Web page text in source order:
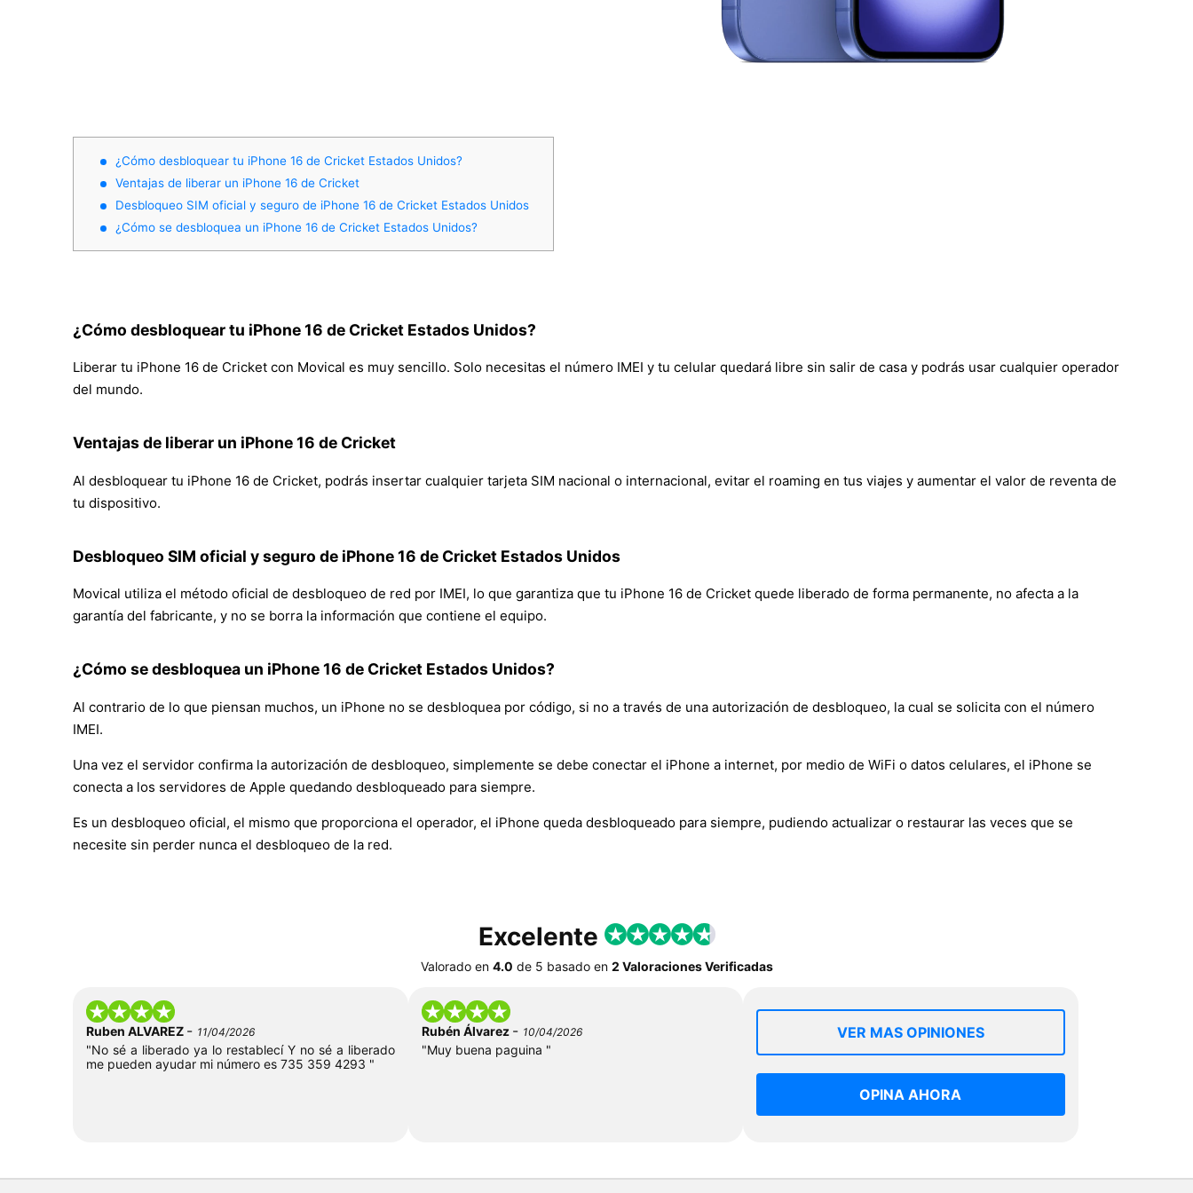
¿Cómo desbloquear tu iPhone 16 de Cricket Estados Unidos?
Ventajas de liberar un iPhone 16 de Cricket
Desbloqueo SIM oficial y seguro de iPhone 16 de Cricket Estados Unidos
¿Cómo se desbloquea un iPhone 16 de Cricket Estados Unidos?
¿Cómo desbloquear tu iPhone 16 de Cricket Estados Unidos?
Liberar tu iPhone 16 de Cricket con Movical es muy sencillo. Solo necesitas el número IMEI y tu celular quedará libre sin salir de casa y podrás usar cualquier operador
del mundo.
Ventajas de liberar un iPhone 16 de Cricket
Al desbloquear tu iPhone 16 de Cricket, podrás insertar cualquier tarjeta SIM nacional o internacional, evitar el roaming en tus viajes y aumentar el valor de reventa de
tu dispositivo.
Desbloqueo SIM oficial y seguro de iPhone 16 de Cricket Estados Unidos
Movical utiliza el método oficial de desbloqueo de red por IMEI, lo que garantiza que tu iPhone 16 de Cricket quede liberado de forma permanente, no afecta a la
garantía del fabricante, y no se borra la información que contiene el equipo.
¿Cómo se desbloquea un iPhone 16 de Cricket Estados Unidos?
Al contrario de lo que piensan muchos, un iPhone no se desbloquea por código, si no a través de una autorización de desbloqueo, la cual se solicita con el número
IMEI.
Una vez el servidor confirma la autorización de desbloqueo, simplemente se debe conectar el iPhone a internet, por medio de WiFi o datos celulares, el iPhone se
conecta a los servidores de Apple quedando desbloqueado para siempre.
Es un desbloqueo oficial, el mismo que proporciona el operador, el iPhone queda desbloqueado para siempre, pudiendo actualizar o restaurar las veces que se
necesite sin perder nunca el desbloqueo de la red.
Excelente
Valorado en 4.0 de 5 basado en 2 Valoraciones Verificadas
Ruben ALVAREZ - 11/04/2026
"No sé a liberado ya lo restablecí Y no sé a liberado
me pueden ayudar mi número es 735 359 4293 "
Rubén Álvarez - 10/04/2026
"Muy buena paguina "
VER MAS OPINIONES
OPINA AHORA